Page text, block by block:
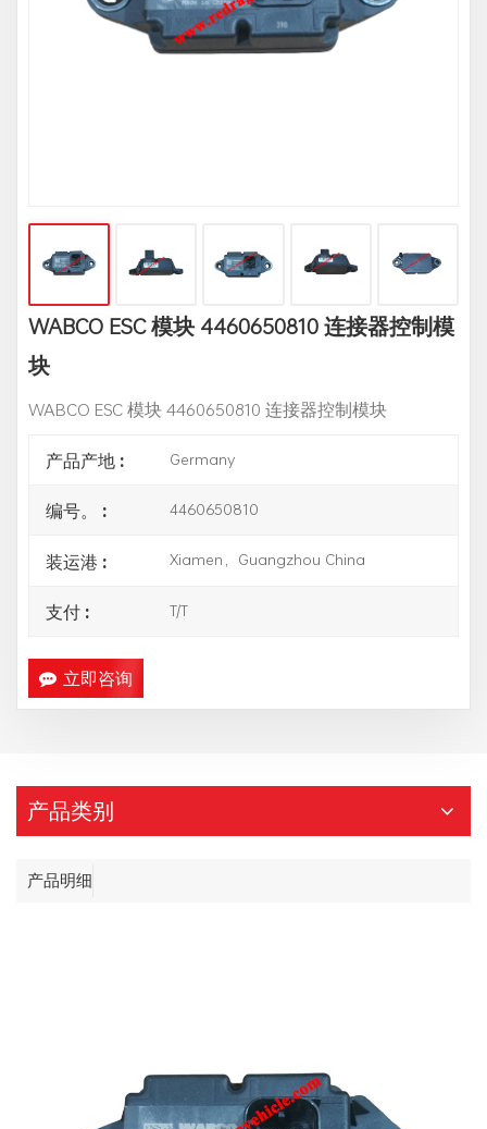
WABCO ESC 模块 4460650810 连接器控制模
块
WABCO ESC 模块 4460650810 连接器控制模块
产品产地 :
Germany
编号。 : 4460650810
装运港 : Xiamen，Guangzhou China
支付 : T/T
立即咨询
产品类别
产品明细